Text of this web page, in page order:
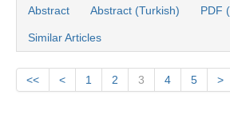
Abstract Abstract (Turkish) PDF
Similar Articles
<< < 1 2 3 4 5 >